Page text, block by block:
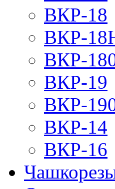
ВКР-18
ВКР-
ВКР-
ВКР-19
ВКР-
ВКР-14
ВКР-16